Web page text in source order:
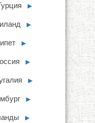
►
►
►
►
►
►
►